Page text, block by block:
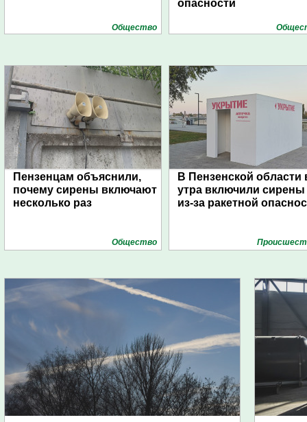
Общество
опасности
Пензенцам объяснили,
почему сирены включают
несколько раз
Общество
В Пензенской области
утра включили сирены
из-за ракетной